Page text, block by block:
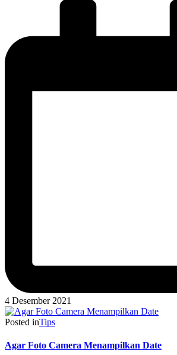
4 Desember 2021
Posted inTips
Agar Foto Camera Menampilkan Date